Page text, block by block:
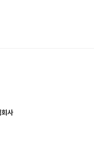
회사